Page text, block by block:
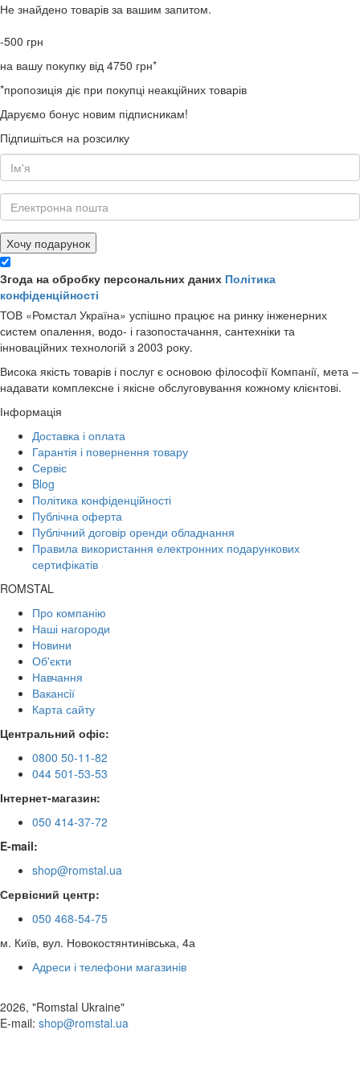
Не знайдено товарів за вашим запитом.
-500 грн
на вашу покупку від 4750 грн*
*пропозиція діє при покупці неакційних товарів
Даруємо бонус новим підписникам!
Підпишіться на розсилку
Хочу подарунок
Згода на обробку персональних даних Політика
конфіденційності
ТОВ «Ромстал Україна» успішно працює на ринку інженерних
систем опалення, водо- і газопостачання, сантехніки та
інноваційних технологій з 2003 року.
Висока якість товарів і послуг є основою філософії Компанії, мета –
надавати комплексне і якісне обслуговування кожному клієнтові.
Інформація
Доставка і оплата
Гарантія і повернення товару
Сервіс
Blog
Політика конфіденційності
Публічна оферта
Публічний договір оренди обладнання
Правила використання електронних подарункових
сертифікатів
ROMSTAL
Про компанію
Наші нагороди
Новини
Об'єкти
Навчання
Вакансії
Карта сайту
Центральний офіс:
0800 50-11-82
044 501-53-53
Інтернет-магазин:
050 414-37-72
E-mail:
shop@romstal.ua
Сервісний центр:
050 468-54-75
м. Київ, вул. Новокостянтинівська, 4а
Адреси і телефони магазинів
2026, "Romstal Ukraine"
​E-mail: shop@romstal.ua